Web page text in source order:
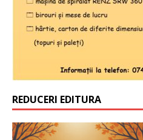
REDUCERI EDITURA